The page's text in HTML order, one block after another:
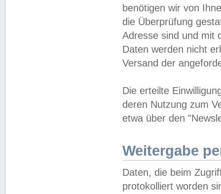
benötigen wir von
die Überprüfung
Adresse sind und mit
Daten werden nicht
Versand der
Die erteilte
deren Nutzung zum
etwa über den
Weitergabe
Daten, die beim
protokolliert worden